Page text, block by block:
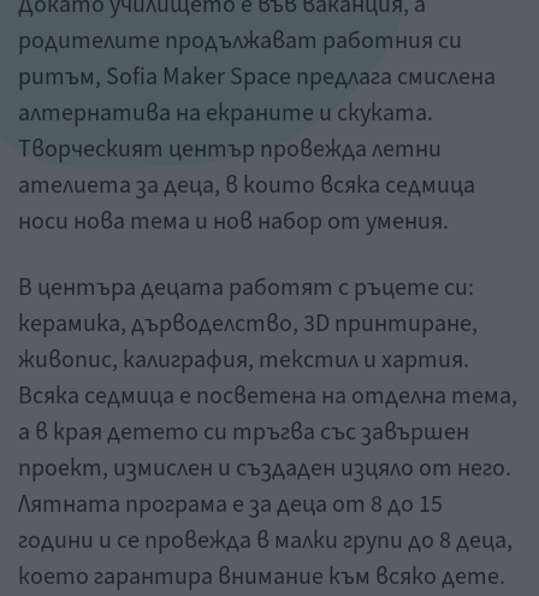
родителите продължават работния си
ритъм, Sofia Maker Space предлага смислена
алтернатива на екраните и скуката.
Творческият център провежда летни
ателиета за деца, в които всяка седмица
носи нова тема и нов набор от умения.
В центъра децата работят с ръцете си:
керамика, дърводелство, 3D принтиране,
живопис, калиграфия, текстил и хартия.
Всяка седмица е посветена на отделна тема,
а в края детето си тръгва със завършен
проект, измислен и създаден изцяло от него.
Лятната програма е за деца от 8 до 15
години и се провежда в малки групи до 8 деца,
което гарантира внимание към всяко дете.